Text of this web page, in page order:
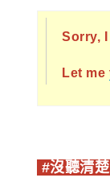
Sorry,
Let me
#沒聽清楚